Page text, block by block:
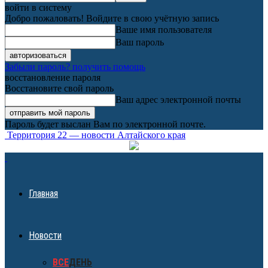
войти в систему
Добро пожаловать! Войдите в свою учётную запись
Ваше имя пользователя
Ваш пароль
Забыли пароль? получить помощь
восстановление пароля
Восстановите свой пароль
Ваш адрес электронной почты
Пароль будет выслан Вам по электронной почте.
Территория 22 — новости Алтайского края
Главная
Новости
ВСЕДЕНЬ